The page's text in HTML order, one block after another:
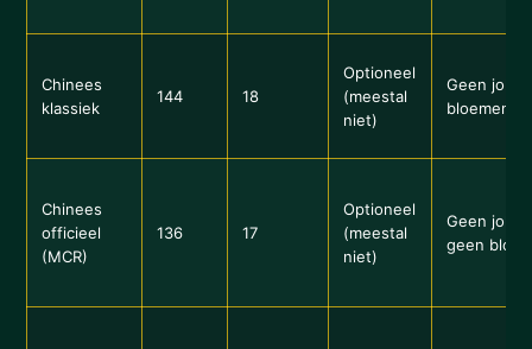
Chinees
klassiek
144 18
Optioneel
(meestal
niet)
Geen
bloemen
Chinees
officieel
(MCR)
136 17
Optioneel
(meestal
niet)
Geen
geen